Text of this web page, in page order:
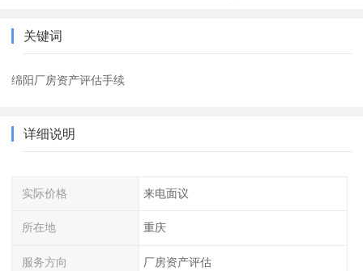
关键词
绵阳厂房资产评估手续
详细说明
实际价格 来电面议
所在地 重庆
服务方向 厂房资产评估